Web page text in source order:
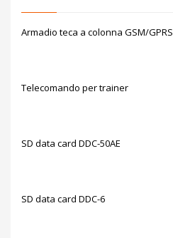
Armadio teca a colonna GSM/GPRS
Telecomando per trainer
SD data card DDC-50AE
SD data card DDC-6